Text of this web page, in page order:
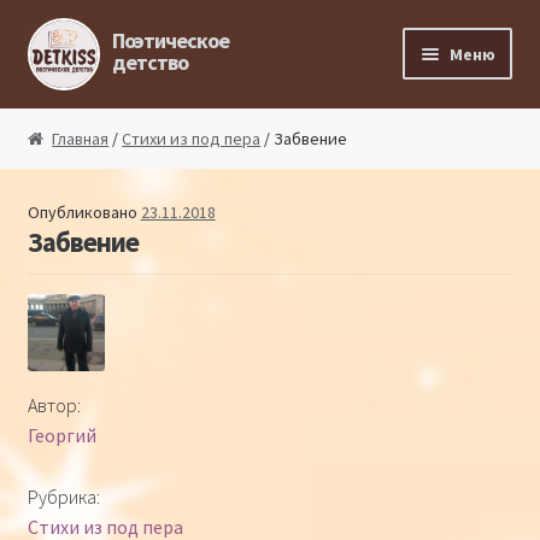
Перейти к навигации
Перейти к содержимому
Поэтическое
детство Меню
Поэтический ликбез
Поэтический блог
Детская философия
Главная /Стихи из под пера / Забвение
Опубликовано 23.11.2018
Забвение
Автор:
Георгий
Рубрика:
Стихи из под пера